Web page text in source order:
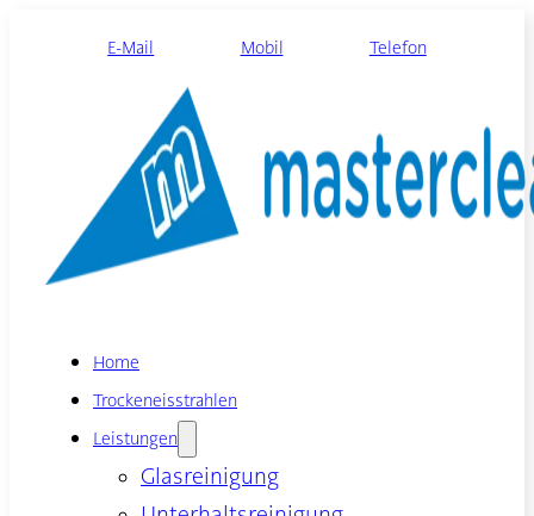
E-Mail Mobil Telefon
Home
Trockeneisstrahlen
Leistungen
Glasreinigung